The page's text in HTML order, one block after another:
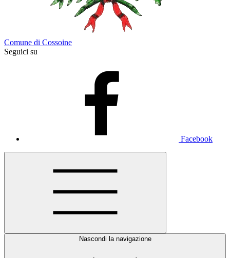
Comune di Cossoine
Seguici su
Facebook
Nascondi la navigazione